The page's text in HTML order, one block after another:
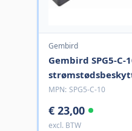
Gembird
Gembird SPG5-C-
MPN: SPG5-C-10
€ 23,00
excl. BTW